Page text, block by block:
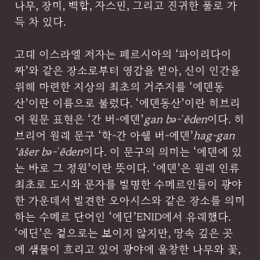
나무, 장미, 백합, 자스민, 그리고 진귀한 풀로 가
득 차 있다.
고대 이스라엘 저자는 페르시아의 ‘파이리다이
짜’와 같은 장소로부터 영감을 받아, 신이 인간을
위해 마련한 지상의 최초의 거주지를 ‘에덴동
산’이란 이름으로 불렀다. ‘에덴동산’이란 히브리
어 원문 표현은 ‘간 버-에덴’gan bə-ʿēden이다. 히
브리어 원래 문구 ‘학-간 아쉘 버-에덴’hag-gan
ʼăšer bə-ʿēden이다. 이 문구의 의미는 ‘에덴에 있
는 바로 그 정원’이란 뜻이다. ‘에덴’은 원래 인류
최초로 도시와 문자를 발명한 수메르인들이 광야
한 가운데서 발견한 오아시스와 같은 장소를 의미
하는 수메르 단어인 ‘에딘’ENID에서 유래했다.
‘에딘’은 겉으로는 보이지 않지만, 땅속 깊은 곳
에 샘물이 흐리고 있어 광야에 울창한 나무와 꽃,